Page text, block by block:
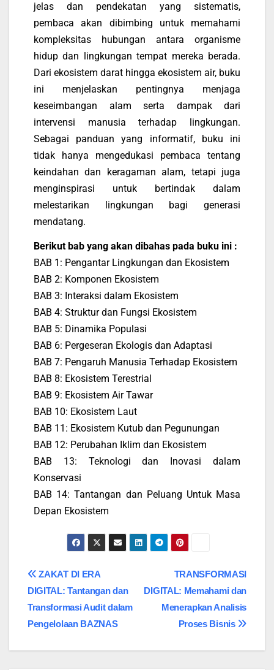
jelas dan pendekatan yang sistematis,
pembaca akan dibimbing untuk memahami
kompleksitas hubungan antara organisme
hidup dan lingkungan tempat mereka berada.
Dari ekosistem darat hingga ekosistem air, buku
ini menjelaskan pentingnya menjaga
keseimbangan alam serta dampak dari
intervensi manusia terhadap lingkungan.
Sebagai panduan yang informatif, buku ini
tidak hanya mengedukasi pembaca tentang
keindahan dan keragaman alam, tetapi juga
menginspirasi untuk bertindak dalam
melestarikan lingkungan bagi generasi
mendatang.
Berikut bab yang akan dibahas pada buku ini :
BAB 1: Pengantar Lingkungan dan Ekosistem
BAB 2: Komponen Ekosistem
BAB 3: Interaksi dalam Ekosistem
BAB 4: Struktur dan Fungsi Ekosistem
BAB 5: Dinamika Populasi
BAB 6: Pergeseran Ekologis dan Adaptasi
BAB 7: Pengaruh Manusia Terhadap Ekosistem
BAB 8: Ekosistem Terestrial
BAB 9: Ekosistem Air Tawar
BAB 10: Ekosistem Laut
BAB 11: Ekosistem Kutub dan Pegunungan
BAB 12: Perubahan Iklim dan Ekosistem
BAB 13: Teknologi dan Inovasi dalam
Konservasi
BAB 14: Tantangan dan Peluang Untuk Masa
Depan Ekosistem
TRANSFORMASI
DIGITAL: Memahami dan
Menerapkan Analisis
Proses Bisnis
ZAKAT DI ERA
DIGITAL: Tantangan dan
Transformasi Audit dalam
Pengelolaan BAZNAS